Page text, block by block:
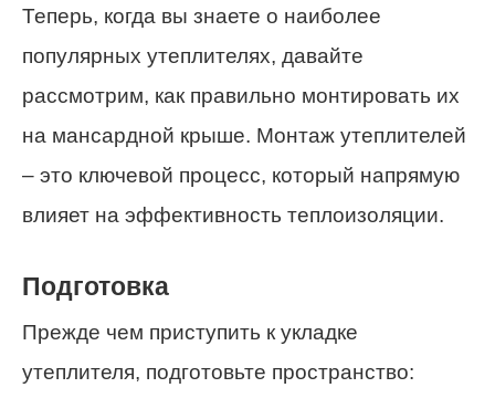
Теперь, когда вы знаете о наиболее
популярных утеплителях, давайте
рассмотрим, как правильно монтировать их
на мансардной крыше. Монтаж утеплителей
– это ключевой процесс, который напрямую
влияет на эффективность теплоизоляции.
Подготовка
Прежде чем приступить к укладке
утеплителя, подготовьте пространство: